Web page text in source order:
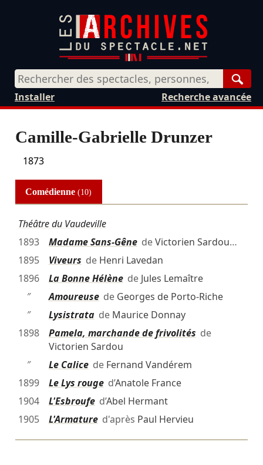
Recherche avancée
Installer
Camille-Gabrielle Drunzer
1873
Comédienne(10)
Théâtre du Vaudeville
1893
Madame Sans-GênedeVictorien Sardou…
1895
Viveurs de Henri Lavedan
1896
La Bonne Hélènede Jules Lemaître
″
Amoureusede Georges de Porto-Riche
″
Lysistratade Maurice Donnay
1898
Pamela, marchande de frivolités de
Victorien Sardou
″
Le Calicede Fernand Vandérem
1899
Le Lys rouged’Anatole France
1904
L'Esbroufed’Abel Hermant
1905
L'Armatured'après Paul Hervieu